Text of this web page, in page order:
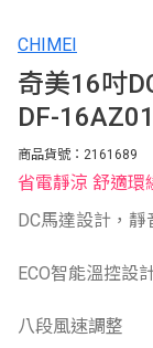
CHIMEI
奇美16吋
DF-16AZ01
商品貨號：2161689
省電靜涼 舒適環
DC馬達設計，靜
ECO智能溫控設
八段風速調整